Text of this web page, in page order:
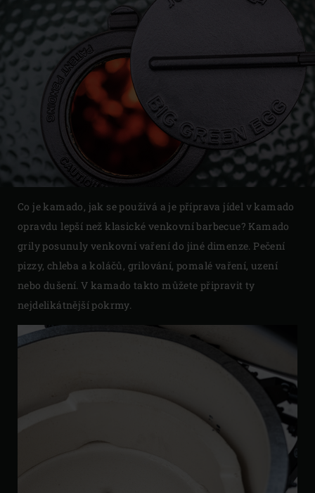
Co je kamado, jak se používá a je příprava jídel v kamado
opravdu lepší než klasické venkovní barbecue? Kamado
grily posunuly venkovní vaření do jiné dimenze. Pečení
pizzy, chleba a koláčů, grilování, pomalé vaření, uzení
nebo dušení. V kamado takto můžete připravit ty
nejdelikátnější pokrmy.